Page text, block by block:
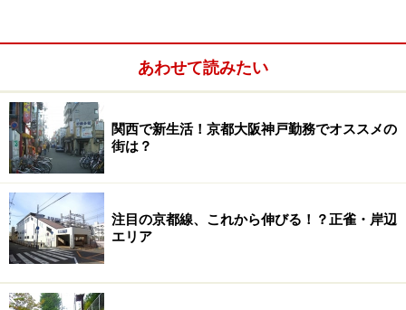
あわせて読みたい
関西で新生活！京都大阪神戸勤務でオススメの
街は？
注目の京都線、これから伸びる！？正雀・岸辺
エリア